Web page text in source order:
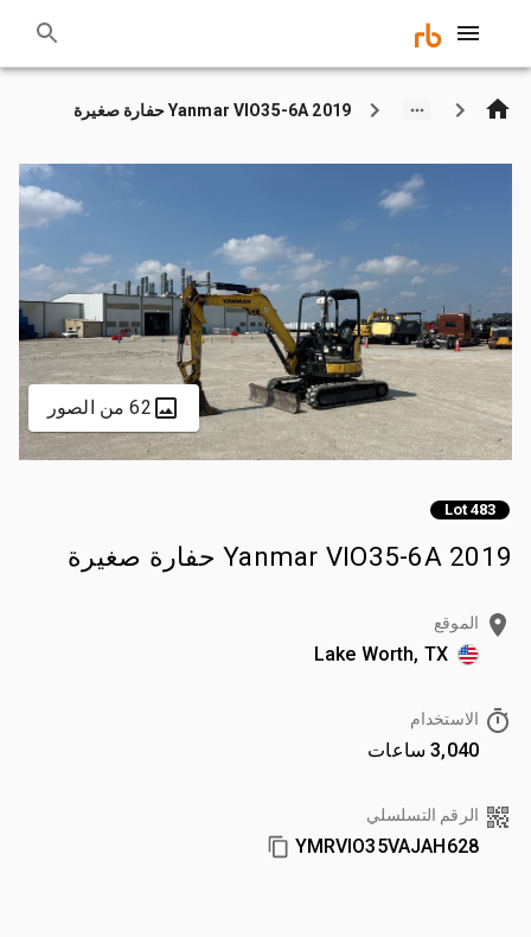
2019 Yanmar VIO35-6A حفارة صغيرة
62 من الصور
Lot 483
2019 Yanmar VIO35-6A حفارة صغيرة
الموقع
Lake Worth, TX
الاستخدام
3,040 ساعات
الرقم التسلسلي
YMRVIO35VAJAH628